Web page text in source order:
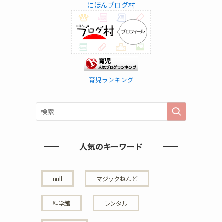
にほんブログ村
育児ランキング
人気のキーワード
null マジックねんど
科学館 レンタル